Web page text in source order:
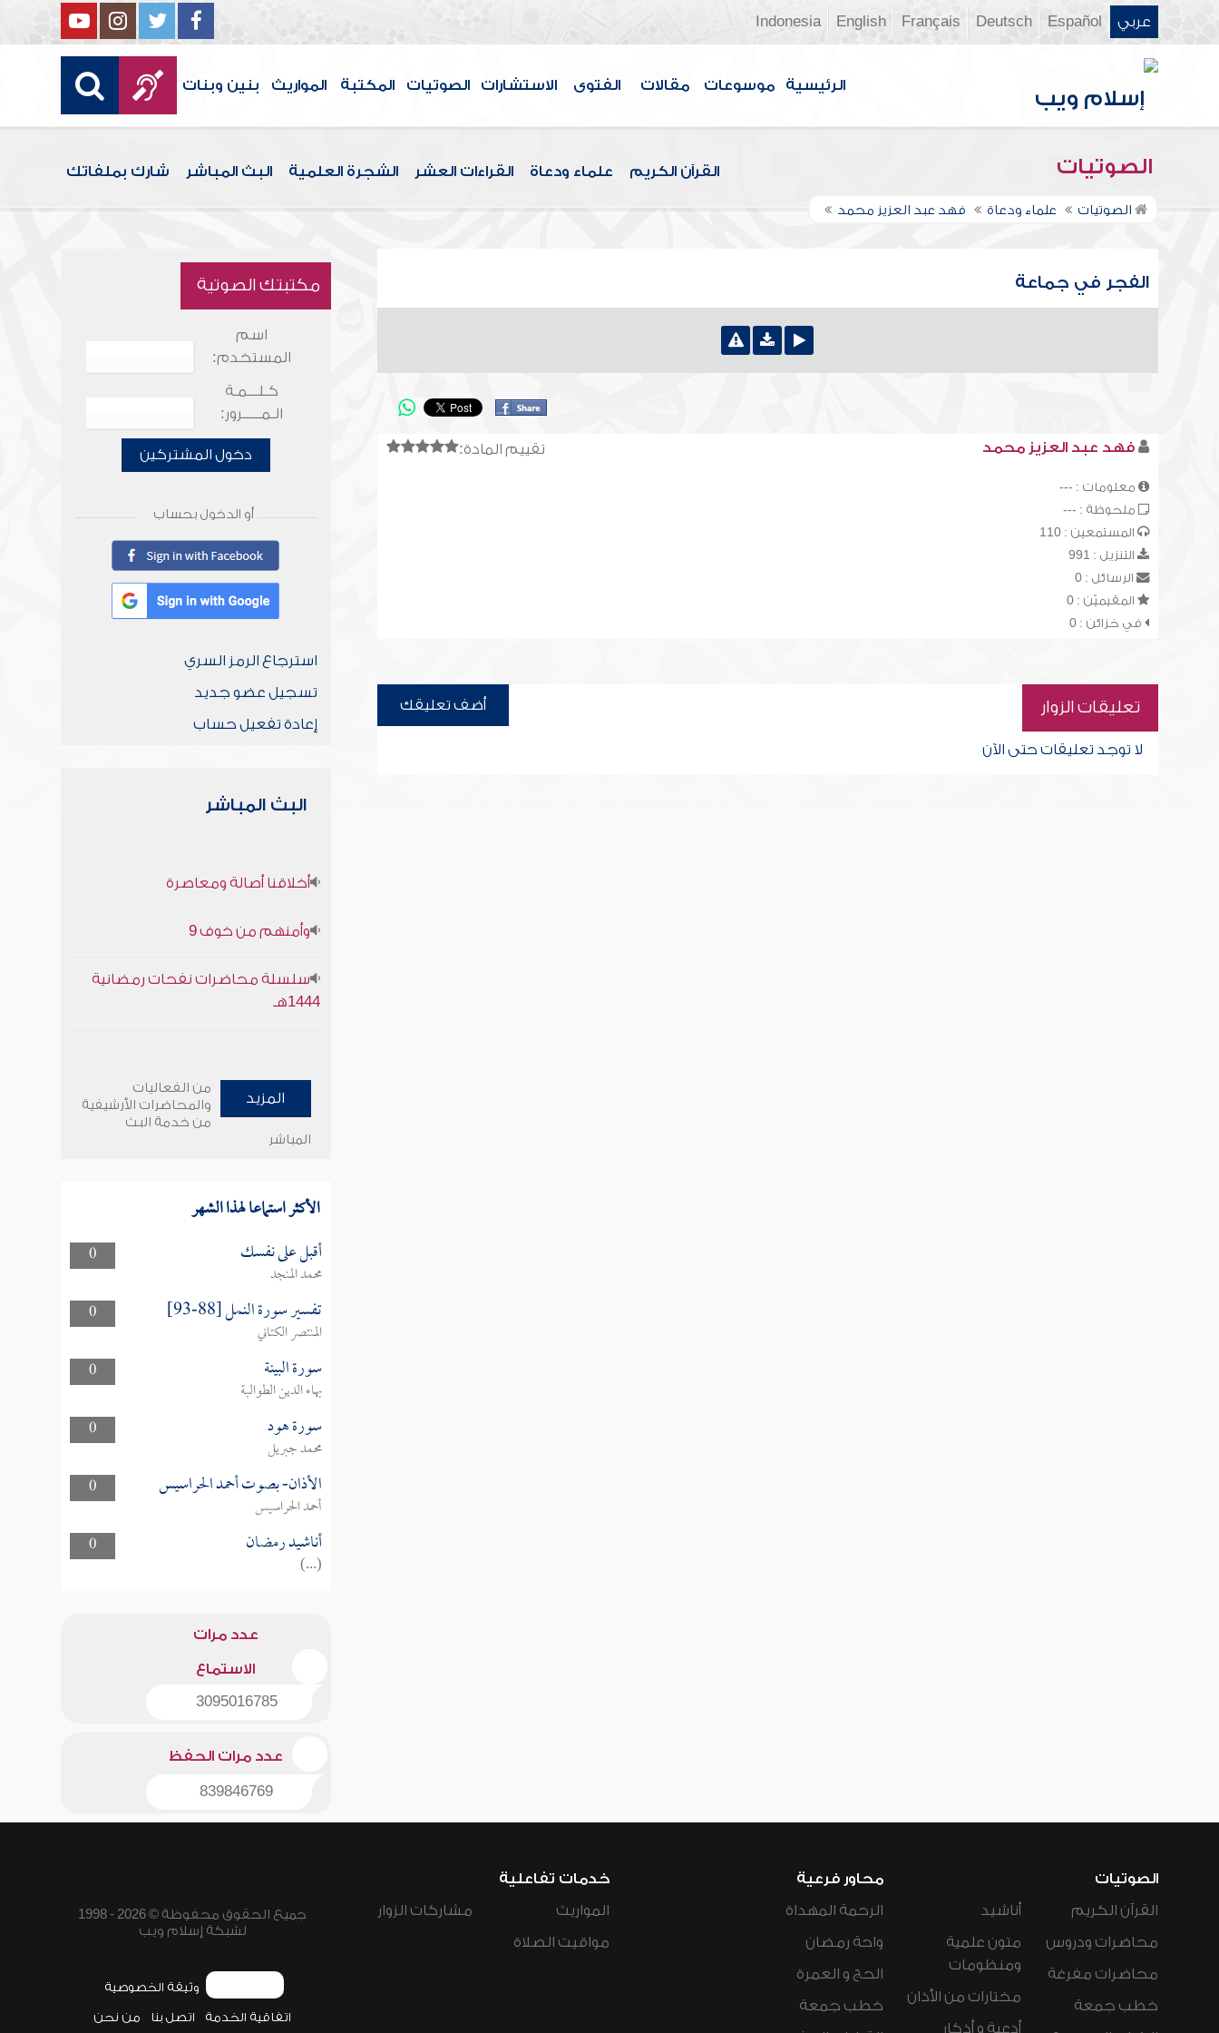
عربي Español
Deutsch
Français
English
Indonesia
الرئيسية موسوعات مقالات الفتوى الاستشارات الصوتيات المكتبة المواريث بنين وبنات
الصوتيات القرآن الكريم علماء ودعاة القراءات العشر الشجرة العلمية البث المباشر شارك بملفاتك
الصوتيات علماء ودعاة فهد عبد العزيز محمد
الفجر في جماعة
تقييم المادة: فهد عبد العزيز محمد
معلومات : ---
ملحوظة : ---
المستمعين : 110
التنزيل : 991
الرسائل : 0
المقيميّن : 0
في خزائن : 0
تعليقات الزوار أضف تعليقك
لا توجد تعليقات حتى الآن
مكتبتك الصوتية
اسم
المستخدم:
كـلـــمـة
الـمـــــرور:
دخول المشتركين
أو الدخول بحساب
استرجاع الرمز السري
تسجيل عضو جديد
إعادة تفعيل حساب
البث المباشر
أخلاقنا أصالة ومعاصرة
وأمنهم من خوف 9
سلسلة محاضرات نفحات رمضانية
1444هـ
المزيد
من الفعاليات
والمحاضرات الأرشيفية
من خدمة البث
المباشر
الأكثر استماعا لهذا الشهر
0 أقبل على نفسك
محمد المنجد
0
تفسير سورة النمل [88-93]
المنتصر الكتاني
0
سورة البينة
بهاء الدين الطوالبة
0
سورة هود
محمد جبريل
0
الأذان- بصوت أحمد الحراسيس
أحمد الحراسيس
0
أناشيد رمضان
(...)
عدد مرات
الاستماع
3095016785
عدد مرات الحفظ
839846769
الصوتيات
القرآن الكريم
محاضرات ودروس
محاضرات مفرغة
خطب جمعة
أناشيد
متون علمية
ومنظومات
مختارات من الأذان
أدعية و أذكار
محاور فرعية
الرحمة المهداة
واحة رمضان
الحج و العمرة
خطب جمعة
خدمات تفاعلية
المواريث
مواقيت الصلاة
مشاركات الزوار
جميع الحقوق محفوظة © 2026 - 1998
لشبكة إسلام ويب
وثيقة الخصوصية
اتفاقية الخدمة اتصل بنا من نحن